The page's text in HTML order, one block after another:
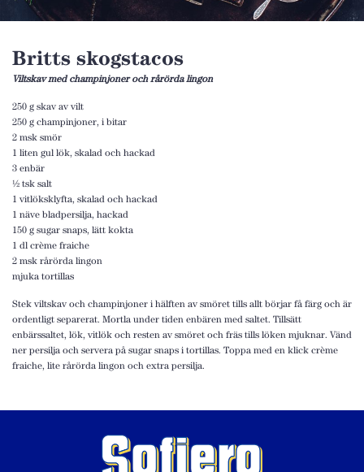
Britts skogstacos
Viltskav med champinjoner och rårörda lingon
250 g skav av vilt
250 g champinjoner, i bitar
2 msk smör
1 liten gul lök, skalad och hackad
3 enbär
½ tsk salt
1 vitlöksklyfta, skalad och hackad
1 näve bladpersilja, hackad
150 g sugar snaps, lätt kokta
1 dl crème fraiche
2 msk rårörda lingon
mjuka tortillas
Stek viltskav och champinjoner i hälften av smöret tills allt börjar få färg och är
ordentligt separerat. Mortla under tiden enbären med saltet. Tillsätt
enbärssaltet, lök, vitlök och resten av smöret och fräs tills löken mjuknar. Vänd
ner persilja och servera på sugar snaps i tortillas. Toppa med en klick crème
fraiche, lite rårörda lingon och extra persilja.